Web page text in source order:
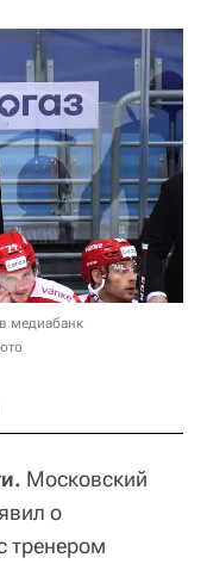
медиабанк
Московский
о
тренером